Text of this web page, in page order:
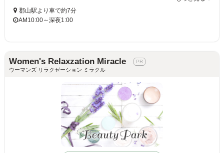
郡山駅より車で約7分
AM10:00～深夜1:00
Women's Relaxzation Miracle
ウーマンズ リラクゼーション ミラクル